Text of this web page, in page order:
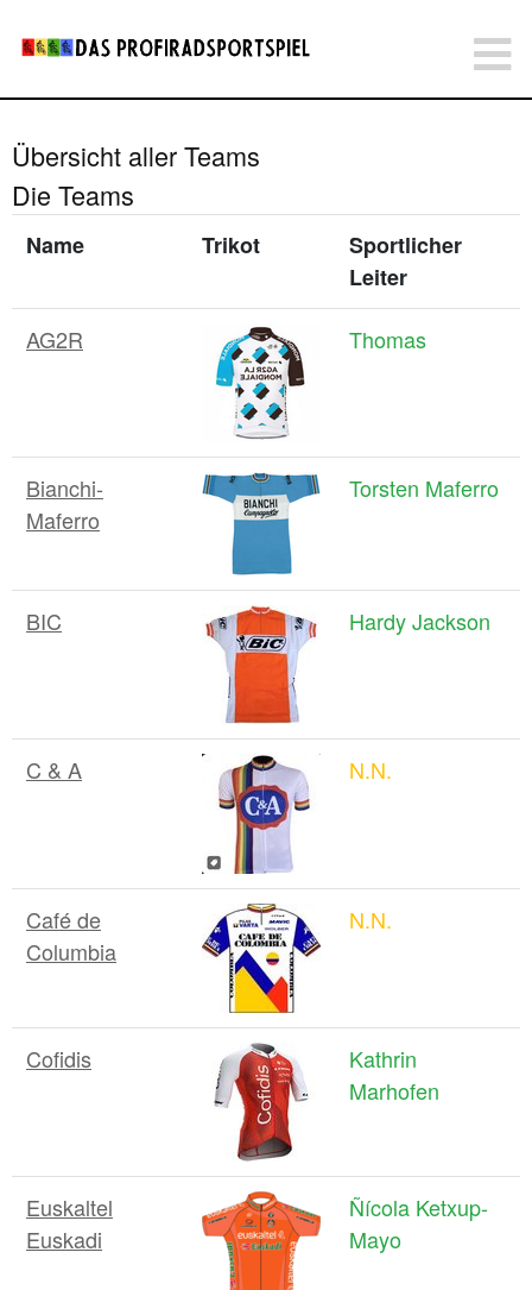
Übersicht aller Teams
Die Teams
Name Trikot
Sportlicher
Leiter
AG2R
Thomas
Bianchi-
Maferro
Torsten Maferro
BIC Hardy Jackson
C & A N.N.
Café de
Columbia
N.N.
Cofidis
Kathrin
Marhofen
Euskaltel
Euskadi
Ñícola Ketxup-
Mayo